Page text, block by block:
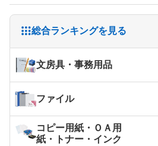
総合ランキングを見る
文房具・事務用品
ファイル
コピー用紙・ＯＡ用
紙・トナー・インク